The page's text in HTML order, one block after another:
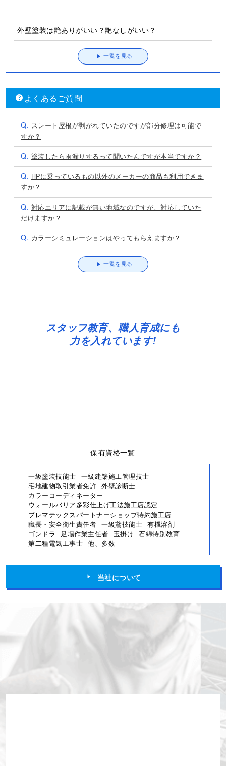
よくあるご質問
すか？
Q.塗装したら雨漏りするって聞いたんですが本当ですか？
Q.HPに乗っているもの以外のメーカーの商品も利用できま
すか？
Q.対応エリアに記載が無い地域なのですが、対応していた
だけますか？
Q.カラーシミュレーションはやってもらえますか？
スタッフ教育、職人育成にも
カラーコーディネーター
ウォールバリア多彩仕上げ工法施工店認定
職長・安全衛生責任者 一級鳶技能士 有機溶剤
ゴンドラ 足場作業主任者 玉掛け
第二種電気工事士 他、多数
当社について